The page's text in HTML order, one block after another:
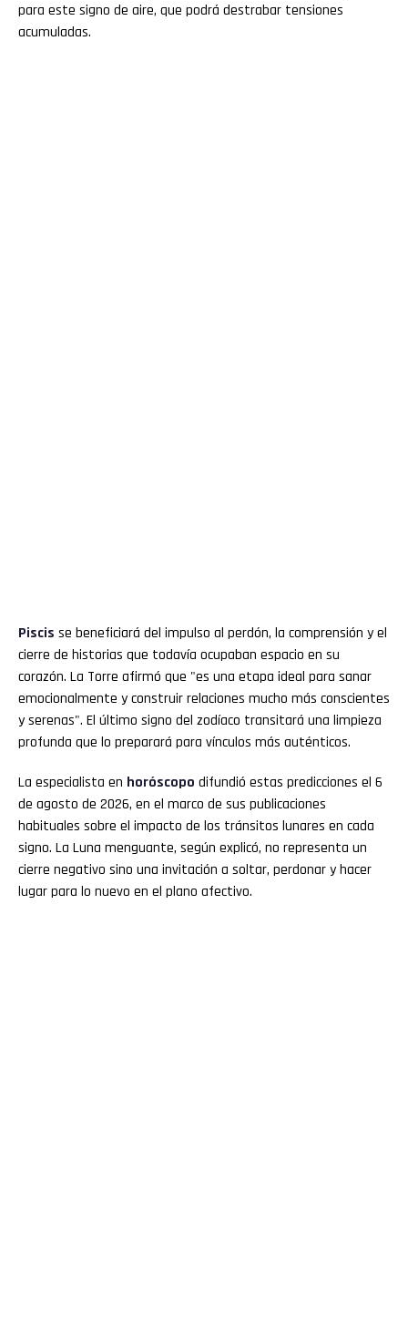
para este signo de aire, que podrá destrabar tensiones
acumuladas.
Piscis se beneficiará del impulso al perdón, la comprensión y el
cierre de historias que todavía ocupaban espacio en su
corazón. La Torre afirmó que "es una etapa ideal para sanar
emocionalmente y construir relaciones mucho más conscientes
y serenas". El último signo del zodíaco transitará una limpieza
profunda que lo preparará para vínculos más auténticos.
La especialista en horóscopo difundió estas predicciones el 6
de agosto de 2026, en el marco de sus publicaciones
habituales sobre el impacto de los tránsitos lunares en cada
signo. La Luna menguante, según explicó, no representa un
cierre negativo sino una invitación a soltar, perdonar y hacer
lugar para lo nuevo en el plano afectivo.